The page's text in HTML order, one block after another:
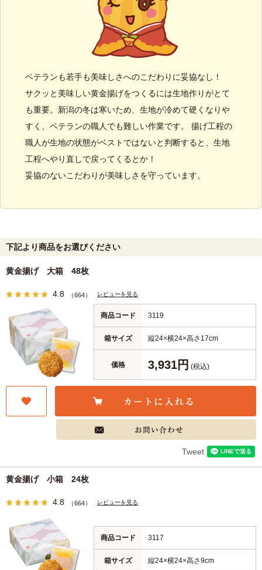
ベテランも若手も美味しさへのこだわりに妥協なし！
サクッと美味しい黄金揚げをつくるには生地作りがとて
も重要。新潟の冬は寒いため、生地が冷めて硬くなりや
すく、ベテランの職人でも難しい作業です。 揚げ工程の
職人が生地の状態がベストではないと判断すると、生地
工程へやり直しで戻ってくるとか！
妥協のないこだわりが美味しさを守っています。
下記より商品をお選びください
黄金揚げ 大箱 48枚
4.8 （664） レビューを見る
商品コード 3119
箱サイズ 縦24×横24×高さ17cm
価格 3,931円 (税込)
Tweet
黄金揚げ 小箱 24枚
4.8 （664） レビューを見る
商品コード 3117
箱サイズ 縦24×横24×高さ9cm